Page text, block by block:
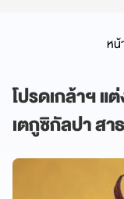
หน้
โปรดเกล้าฯ
เตกูซิกัลปา ส